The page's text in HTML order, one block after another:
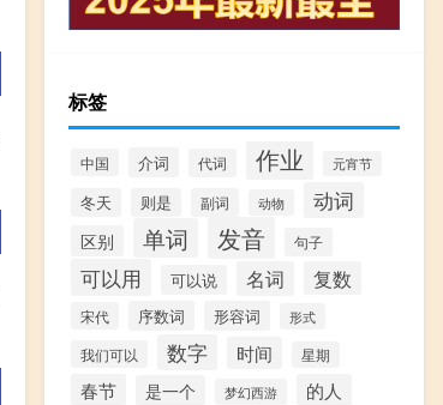
标签
中国 介词 代词 作业 元宵节
冬天 则是 副词 动物 动词
区别 单词 发音 句子
可以用 可以说 名词 复数
宋代 序数词 形容词 形式
我们可以 数字 时间 星期
春节 是一个 梦幻西游 的人